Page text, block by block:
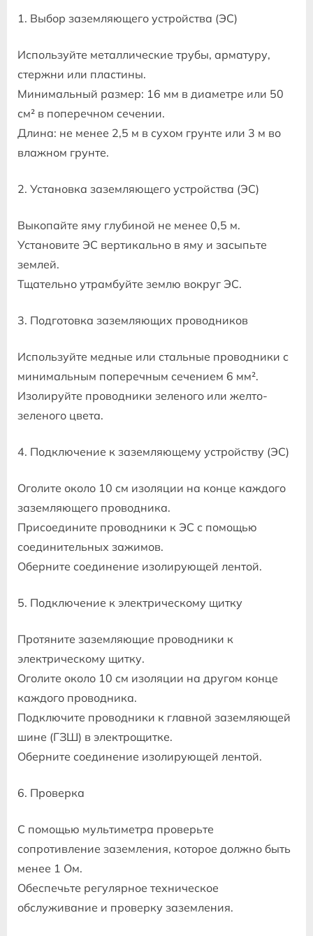
1. Выбор заземляющего устройства (ЭС)
Используйте металлические трубы, арматуру,
стержни или пластины.
Минимальный размер: 16 мм в диаметре или 50
см² в поперечном сечении.
Длина: не менее 2,5 м в сухом грунте или 3 м во
влажном грунте.
2. Установка заземляющего устройства (ЭС)
Выкопайте яму глубиной не менее 0,5 м.
Установите ЭС вертикально в яму и засыпьте
землей.
Тщательно утрамбуйте землю вокруг ЭС.
3. Подготовка заземляющих проводников
Используйте медные или стальные проводники с
минимальным поперечным сечением 6 мм².
Изолируйте проводники зеленого или желто-
зеленого цвета.
4. Подключение к заземляющему устройству (ЭС)
Оголите около 10 см изоляции на конце каждого
заземляющего проводника.
Присоедините проводники к ЭС с помощью
соединительных зажимов.
Оберните соединение изолирующей лентой.
5. Подключение к электрическому щитку
Протяните заземляющие проводники к
электрическому щитку.
Оголите около 10 см изоляции на другом конце
каждого проводника.
Подключите проводники к главной заземляющей
шине (ГЗШ) в электрощитке.
Оберните соединение изолирующей лентой.
6. Проверка
С помощью мультиметра проверьте
сопротивление заземления, которое должно быть
менее 1 Ом.
Обеспечьте регулярное техническое
обслуживание и проверку заземления.